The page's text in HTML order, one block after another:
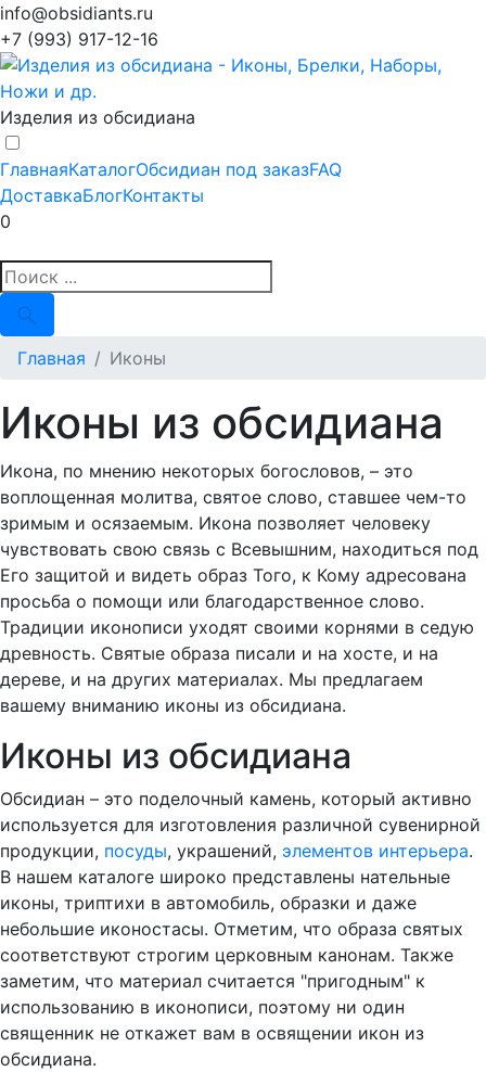
info@obsidiants.ru
+7 (993) 917-12-16
Изделия из обсидиана
ГлавнаяКаталогОбсидиан под заказFAQ
ДоставкаБлогКонтакты
0
Главная Иконы
Иконы из обсидиана
Икона, по мнению некоторых богословов, – это
воплощенная молитва, святое слово, ставшее чем-то
зримым и осязаемым. Икона позволяет человеку
чувствовать свою связь с Всевышним, находиться под
Его защитой и видеть образ Того, к Кому адресована
просьба о помощи или благодарственное слово.
Традиции иконописи уходят своими корнями в седую
древность. Святые образа писали и на хосте, и на
дереве, и на других материалах. Мы предлагаем
вашему вниманию иконы из обсидиана.
Иконы из обсидиана
Обсидиан – это поделочный камень, который активно
используется для изготовления различной сувенирной
продукции, посуды, украшений, элементов интерьера.
В нашем каталоге широко представлены нательные
иконы, триптихи в автомобиль, образки и даже
небольшие иконостасы. Отметим, что образа святых
соответствуют строгим церковным канонам. Также
заметим, что материал считается "пригодным" к
использованию в иконописи, поэтому ни один
священник не откажет вам в освящении икон из
обсидиана.